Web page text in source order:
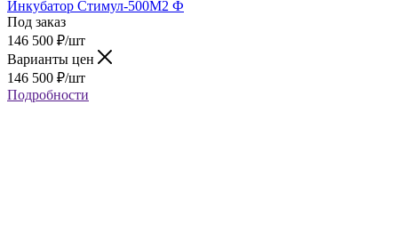
Инкубатор Стимул-500М2 Ф
Под заказ
146 500 ₽/шт
Варианты цен
146 500 ₽/шт
Подробности